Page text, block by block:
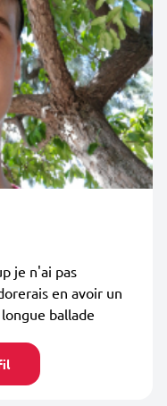
je n'ai pas
en avoir un
ballade